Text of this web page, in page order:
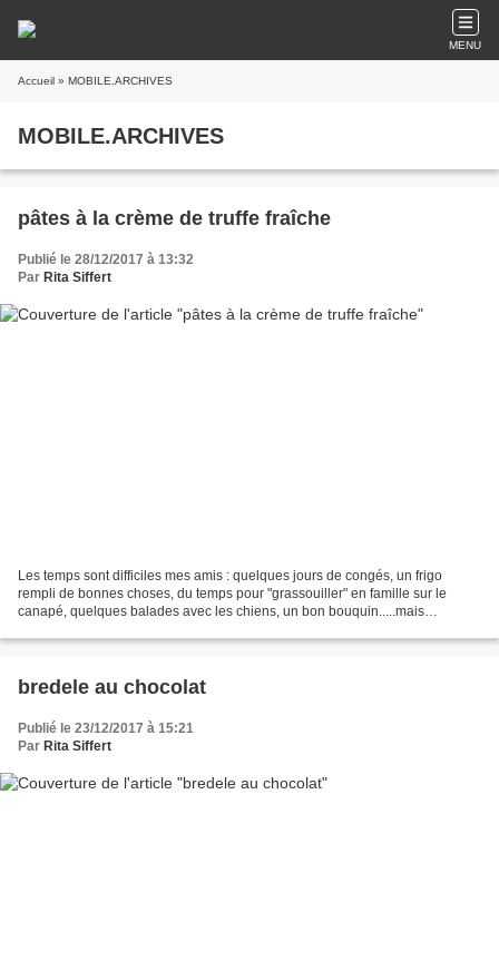
MENU
Accueil » MOBILE.ARCHIVES
MOBILE.ARCHIVES
pâtes à la crème de truffe fraîche
Publié le 28/12/2017 à 13:32
Par Rita Siffert
Les temps sont difficiles mes amis : quelques jours de congés, un frigo
rempli de bonnes choses, du temps pour "grassouiller" en famille sur le
canapé, quelques balades avec les chiens, un bon bouquin.....mais
bredele au chocolat
Publié le 23/12/2017 à 15:21
Par Rita Siffert